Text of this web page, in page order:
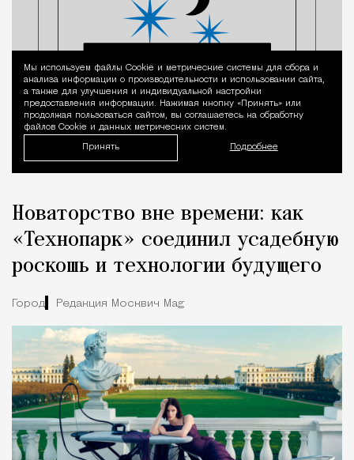
Уведомление
Мы используем файлы Сookie и метрические системы для сбора и
анализа информации о производительности и использовании сайта,
а также для улучшения и индивидуальной настройки
предоставления информации. Нажимая кнопку «Принять» или
продолжая пользоваться сайтом, вы соглашаетесь на обработку
файлов Cookie и данных метрических систем.
Принять Подробнее
Новаторство вне времени: как
«Технопарк» соединил усадебную
роскошь и технологии будущего
Город Редакция Москвич Mag